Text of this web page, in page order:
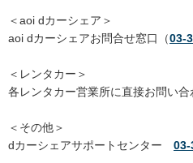
＜aoi dカーシェア＞
aoi dカーシェアお問合せ窓口（03-
＜レンタカー＞
各レンタカー営業所に直接お問い合
＜その他＞
dカーシェアサポートセンター 03-